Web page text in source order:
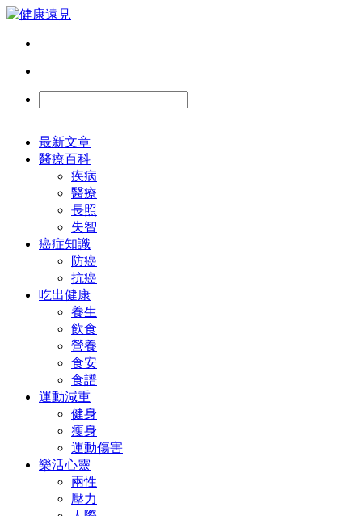
最新文章
醫療百科
疾病
醫療
長照
失智
癌症知識
防癌
抗癌
吃出健康
養生
飲食
營養
食安
食譜
運動減重
健身
瘦身
運動傷害
樂活心靈
兩性
壓力